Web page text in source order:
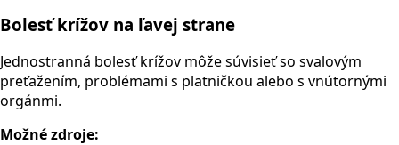
Bolesť krížov na ľavej strane
Jednostranná bolesť krížov môže súvisieť so svalovým
preťažením, problémami s platničkou alebo s vnútornými
orgánmi.
Možné zdroje: